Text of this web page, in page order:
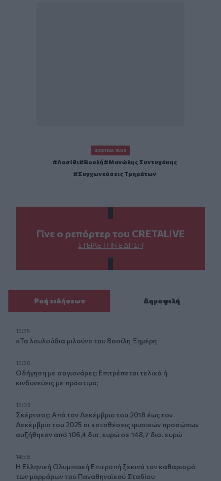
ΣΧΕΤΙΚΆ TAGS
Λασίθι Βουλή
Μανώλης Συντυχάκης
Συγχωνεύσεις Τμημάτων
Γίνε ο ρεπόρτερ του CRETALIVE
ΣΤΕΊΛΕ ΤΗΝ ΕΊΔΗΣΗ
Ροή ειδήσεων Δημοφιλή
15:35
«Τα λουλούδια μιλούν» του Βασίλη Ξημέρη
15:26
Οδήγηση με σαγιονάρες: Επιτρέπεται τελικά ή
κινδυνεύεις με πρόστιμο;
15:03
Σκέρτσος: Από τον Δεκέμβριο του 2018 έως τον
Δεκέμβριο του 2025 οι καταθέσεις φυσικών προσώπων
αυξήθηκαν από 106,4 δισ. ευρώ σε 148,7 δισ. ευρώ
14:58
Η Ελληνική Ολυμπιακή Επιτροπή ξεκινά τον καθαρισμό
των μαρμάρων του Παναθηναϊκού Σταδίου